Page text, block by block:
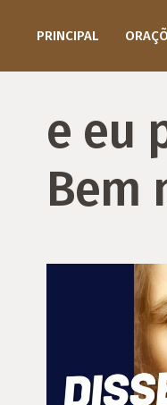
PRINCIPAL
e eu
Bem